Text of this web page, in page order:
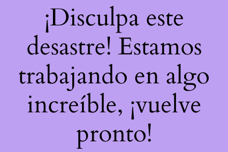
¡Disculpa este
desastre! Estamos
trabajando en algo
increíble, ¡vuelve
pronto!